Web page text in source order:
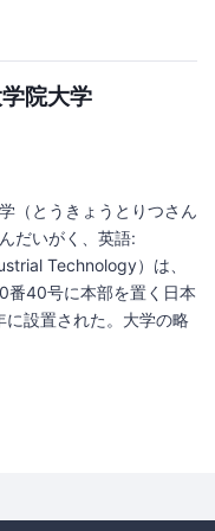
院大学
（とうきょうとりつさん
だいがく、英語:
Technology）は、
番40号に本部を置く日本
設置された。大学の略